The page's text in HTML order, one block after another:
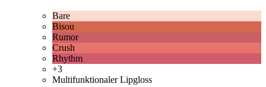
Bare
Bisou
Rumor
Crush
Rhythm
+3
Multifunktionaler Lipgloss